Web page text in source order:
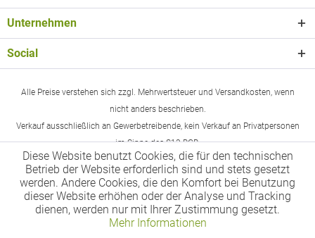
Unternehmen
Social
Alle Preise verstehen sich zzgl. Mehrwertsteuer und Versandkosten, wenn
nicht anders beschrieben.
Verkauf ausschließlich an Gewerbetreibende, kein Verkauf an Privatpersonen
im Sinne des §13 BGB.
Diese Website benutzt Cookies, die für den technischen
Betrieb der Website erforderlich sind und stets gesetzt
werden. Andere Cookies, die den Komfort bei Benutzung
dieser Website erhöhen oder der Analyse und Tracking
dienen, werden nur mit Ihrer Zustimmung gesetzt.
Mehr Informationen